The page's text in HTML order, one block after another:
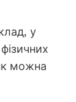
у
можна